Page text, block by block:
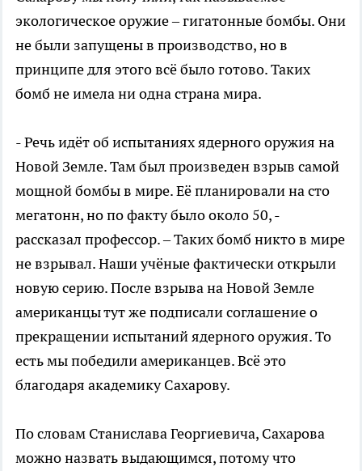
экологическое оружие – гигатонные бомбы. Они
не были запущены в производство, но в
принципе для этого всё было готово. Таких
бомб не имела ни одна страна мира.
- Речь идёт об испытаниях ядерного оружия на
Новой Земле. Там был произведен взрыв самой
мощной бомбы в мире. Её планировали на сто
мегатонн, но по факту было около 50, -
рассказал профессор. – Таких бомб никто в мире
не взрывал. Наши учёные фактически открыли
новую серию. После взрыва на Новой Земле
американцы тут же подписали соглашение о
прекращении испытаний ядерного оружия. То
есть мы победили американцев. Всё это
благодаря академику Сахарову.
По словам Станислава Георгиевича, Сахарова
можно назвать выдающимся, потому что